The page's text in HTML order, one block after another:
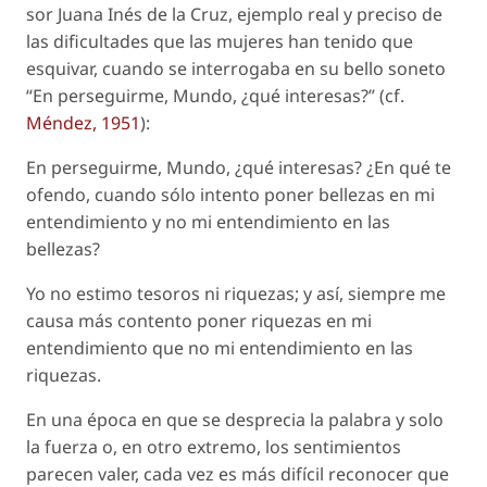
sor Juana Inés de la Cruz, ejemplo real y preciso de
las dificultades que las mujeres han tenido que
esquivar, cuando se interrogaba en su bello soneto
“En perseguirme, Mundo, ¿qué interesas?” (cf.
Méndez, 1951):
En perseguirme, Mundo, ¿qué interesas? ¿En qué te
ofendo, cuando sólo intento poner bellezas en mi
entendimiento y no mi entendimiento en las
bellezas?
Yo no estimo tesoros ni riquezas; y así, siempre me
causa más contento poner riquezas en mi
entendimiento que no mi entendimiento en las
riquezas.
En una época en que se desprecia la palabra y solo
la fuerza o, en otro extremo, los sentimientos
parecen valer, cada vez es más difícil reconocer que